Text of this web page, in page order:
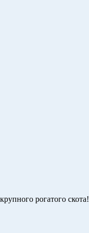
рогатого скота!